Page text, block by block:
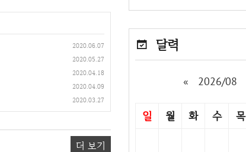
2020.06.07
2020.05.27
2020.04.18
2020.04.09
2020.03.27
더 보기
달력
« 2026/08
일 월 화 수 목